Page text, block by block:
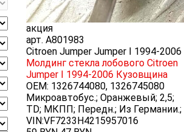
акция
арт. A801983
Citroen Jumper Jumper I 1994-2006
Молдинг стекла лобового Citroen
Jumper I 1994-2006 Кузовщина
OEM: 1326744080, 1326745080
Микроавтобус.; Оранжевый; 2,5;
TD; МКПП; Передн.; Из Германии.;
VIN:VF7233H4215957016